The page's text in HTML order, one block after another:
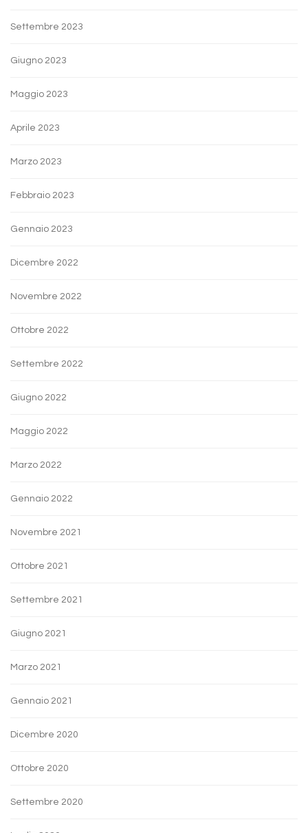
Settembre 2023
Giugno 2023
Maggio 2023
Aprile 2023
Marzo 2023
Febbraio 2023
Gennaio 2023
Dicembre 2022
Novembre 2022
Ottobre 2022
Settembre 2022
Giugno 2022
Maggio 2022
Marzo 2022
Gennaio 2022
Novembre 2021
Ottobre 2021
Settembre 2021
Giugno 2021
Marzo 2021
Gennaio 2021
Dicembre 2020
Ottobre 2020
Settembre 2020